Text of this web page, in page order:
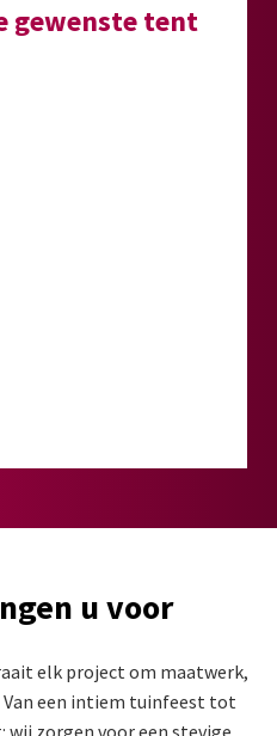
gewenste tent
u voor
elk project om maatwerk,
een intiem tuinfeest tot
zorgen voor een stevige